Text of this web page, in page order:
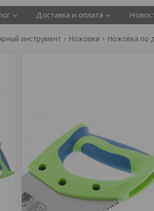
Доставка и оплата
инструмент Ножовки Ножовка по